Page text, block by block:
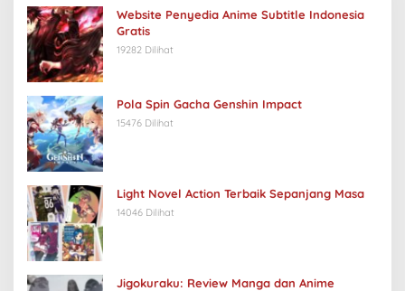
Website Penyedia Anime Subtitle Indonesia
Gratis
19282 Dilihat
Pola Spin Gacha Genshin Impact
15476 Dilihat
Light Novel Action Terbaik Sepanjang Masa
14046 Dilihat
Jigokuraku: Review Manga dan Anime